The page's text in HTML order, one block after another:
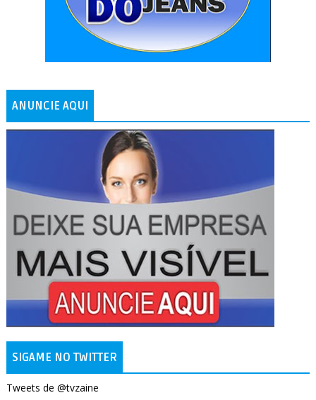
ANUNCIE AQUI
SIGAME NO TWITTER
Tweets de @tvzaine